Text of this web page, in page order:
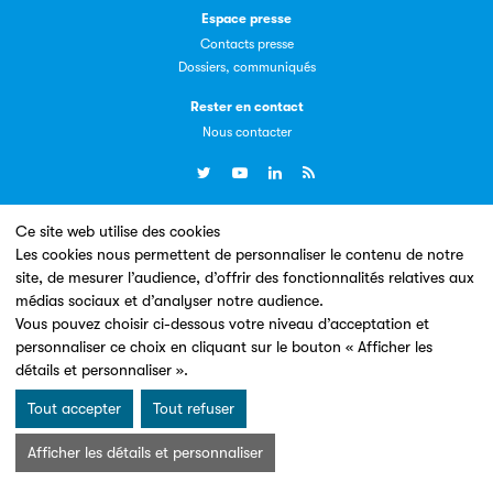
Ce site web utilise des cookies
Les cookies nous permettent de personnaliser le contenu de notre
site, de mesurer l’audience, d’offrir des fonctionnalités relatives aux
médias sociaux et d’analyser notre audience.
Vous pouvez choisir ci-dessous votre niveau d’acceptation et
personnaliser ce choix en cliquant sur le bouton « Afficher les
détails et personnaliser ».
Tout accepter Tout refuser
Afficher les détails et personnaliser
Espace presse
Contacts presse
Dossiers, communiqués
Rester en contact
Nous contacter
Un site conçu en partenariat avec le
Mentions légales & Conditions d’utilisation
Charte Cookies
© Les Éditeurs d’Éducation - SNE 2026
La plateforme LivrEmploi regroupe toutes les offres
Clic.EDIt
Clic.EDIt, pour faciliter les échanges informatisés entre
tous les acteurs de la filière de la fabrication de livres.